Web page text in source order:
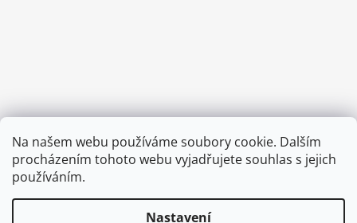
Na našem webu používáme soubory cookie. Dalším
procházením tohoto webu vyjadřujete souhlas s jejich
používáním.
Nastavení
Provozní doba:
8.00 - 15.00 hod (pondělí - pátek)